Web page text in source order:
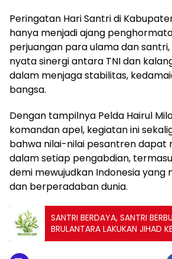
Peringatan Hari Santri di
hanya menjadi ajang
perjuangan para ulama dan
nyata sinergi antara TNI dan
dalam menjaga stabilitas,
bangsa.
Dengan tampilnya Pelda Hairul
komandan apel, kegiatan ini
bahwa nilai-nilai pesantren dapat
dalam setiap pengabdian,
demi mewujudkan Indonesia yang
dan berperadaban dunia.
‎SANTRI BERDAYA, SANTRI
BRULANTARA LAKUKAN JIHAD
PANGAN, Penanaman dan
Laut Akan Dilakukan di Arel